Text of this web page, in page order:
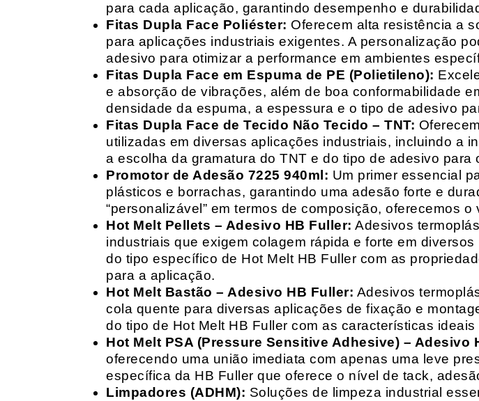
para cada aplicação, garantindo desempenho e
Fitas Dupla Face Poliéster: Oferecem alta resistência a
para aplicações industriais exigentes. A personalização
adesivo para otimizar a performance em ambientes
Fitas Dupla Face em Espuma de PE (Polietileno):
e absorção de vibrações, além de boa conformabilidade
densidade da espuma, a espessura e o tipo de adesivo
Fitas Dupla Face de Tecido Não Tecido – TNT:
utilizadas em diversas aplicações industriais, incluindo a
a escolha da gramatura do TNT e do tipo de adesivo para
Promotor de Adesão 7225 940ml: Um primer essencial
plásticos e borrachas, garantindo uma adesão forte e
“personalizável” em termos de composição, oferecemos
Hot Melt Pellets – Adesivo HB Fuller: Adesivos
industriais que exigem colagem rápida e forte em
do tipo específico de Hot Melt HB Fuller com as
para a aplicação.
Hot Melt Bastão – Adesivo HB Fuller: Adesivos
cola quente para diversas aplicações de fixação e
do tipo de Hot Melt HB Fuller com as características
Hot Melt PSA (Pressure Sensitive Adhesive) – Adesivo
oferecendo uma união imediata com apenas uma leve
específica da HB Fuller que oferece o nível de tack,
Limpadores (ADHM): Soluções de limpeza industrial